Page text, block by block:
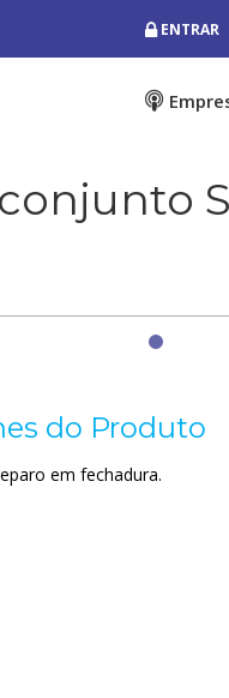
ENTRAR
do Produto
em fechadura.